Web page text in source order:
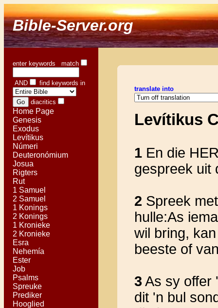
Bible-Server.org
enter keywords match
AND find keywords in
diacritics
Home Page
Genesis
Exodus
Levítikus
Númeri
Deuteronómium
Josua
Rigters
Rut
1 Samuel
2 Samuel
1 Konings
2 Konings
1 Kronieke
2 Kronieke
Esra
Nehemía
Ester
Job
Psalms
Spreuke
Prediker
Hooglied
translate into
Levítikus
1En die
gespreek uit
2 Spreek
hulle:As
wil bring,
beeste of
3 As sy offer
dit 'n bul